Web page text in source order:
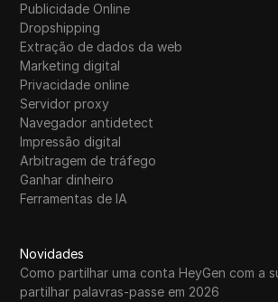
Publicidade Online
Dropshipping
Extração de dados da web
Marketing digital
Privacidade online
Servidor proxy
Navegador antidetect
Impressão digital
Arbitragem de tráfego
Ganhar dinheiro
Ferramentas de IA
Novidades
Como partilhar uma conta HeyGen com a
partilhar palavras-passe em 2026